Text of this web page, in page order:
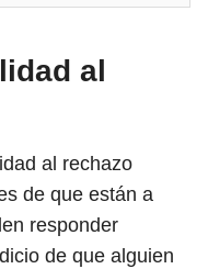
al
al rechazo
de que están a
responder
de que alguien